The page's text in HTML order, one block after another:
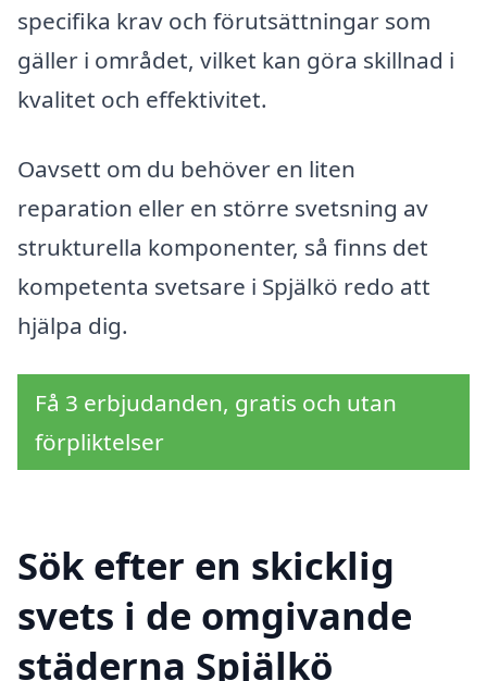
specifika krav och förutsättningar som
gäller i området, vilket kan göra skillnad i
kvalitet och effektivitet.
Oavsett om du behöver en liten
reparation eller en större svetsning av
strukturella komponenter, så finns det
kompetenta svetsare i Spjälkö redo att
hjälpa dig.
Få 3 erbjudanden, gratis och utan
förpliktelser
Sök efter en skicklig
svets i de omgivande
städerna Spjälkö